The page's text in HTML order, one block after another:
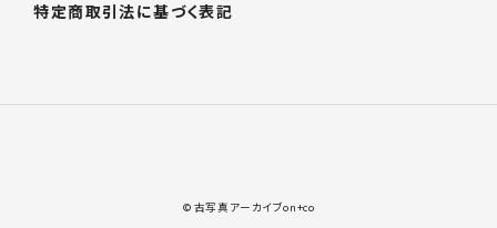
特定商取引法に基づく表記
© 古写真アーカイブon+co